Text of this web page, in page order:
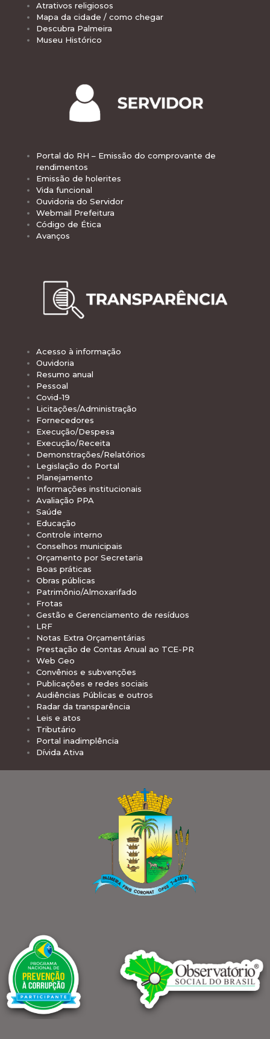
Atrativos religiosos
Mapa da cidade / como chegar
Descubra Palmeira
Museu Histórico
Portal do RH – Emissão do comprovante de
rendimentos
Emissão de holerites
Vida funcional
Ouvidoria do Servidor
Webmail Prefeitura
Código de Ética
Avanços
Acesso à informação
Ouvidoria
Resumo anual
Pessoal
Covid-19
Licitações/Administração
Fornecedores
Execução/Despesa
Execução/Receita
Demonstrações/Relatórios
Legislação do Portal
Planejamento
Informações institucionais
Avaliação PPA
Saúde
Educação
Controle interno
Conselhos municipais
Orçamento por Secretaria
Boas práticas
Obras públicas
Patrimônio/Almoxarifado
Frotas
Gestão e Gerenciamento de resíduos
LRF
Notas Extra Orçamentárias
Prestação de Contas Anual ao TCE-PR
Web Geo
Convênios e subvenções
Publicações e redes sociais
Audiências Públicas e outros
Radar da transparência
Leis e atos
Tributário
Portal inadimplência
Dívida Ativa